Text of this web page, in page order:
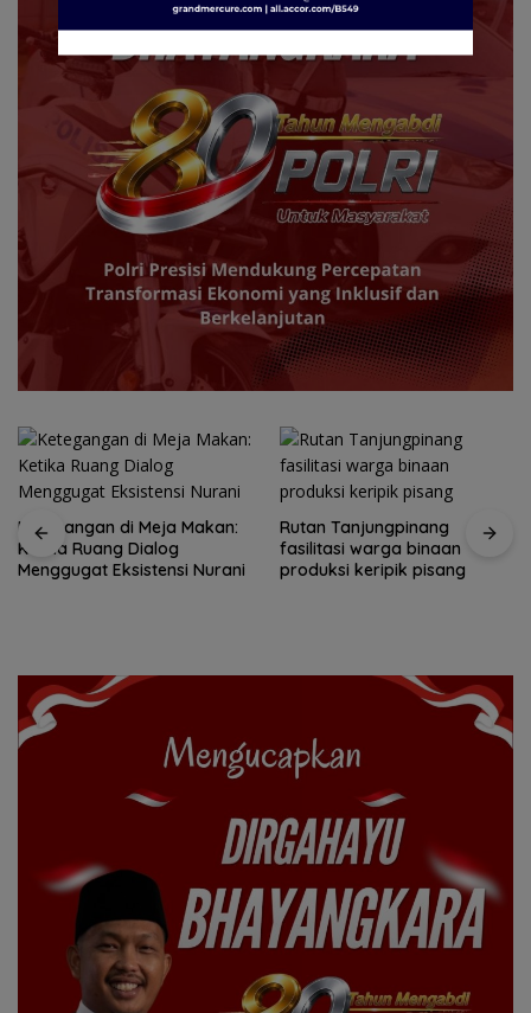
Ketegangan di Meja Makan:
Ketika Ruang Dialog
Menggugat Eksistensi Nurani
Rutan Tanjungpinang
fasilitasi warga binaan
produksi keripik pisang